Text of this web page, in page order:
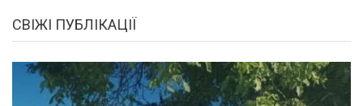
СВІЖІ ПУБЛІКАЦІЇ